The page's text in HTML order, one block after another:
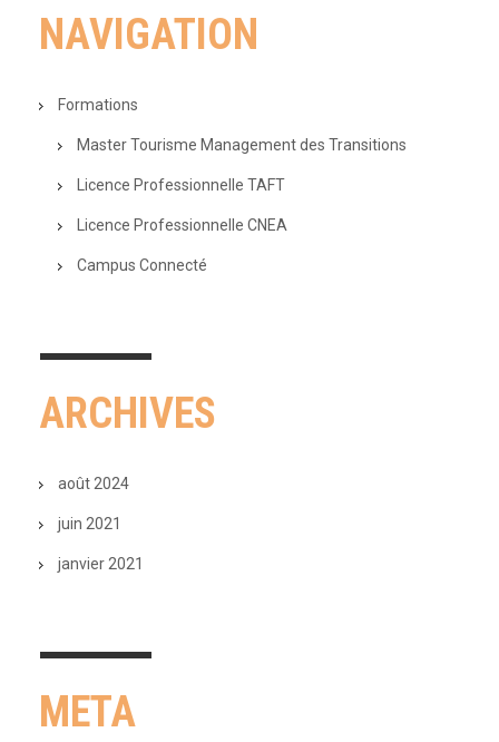
NAVIGATION
Formations
Master Tourisme Management des Transitions
Licence Professionnelle TAFT
Licence Professionnelle CNEA
Campus Connecté
ARCHIVES
août 2024
juin 2021
janvier 2021
META